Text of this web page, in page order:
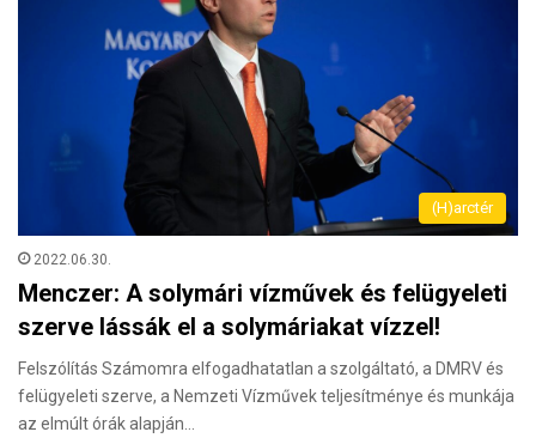
(H)arctér
2022.06.30.
Menczer: A solymári vízművek és felügyeleti
szerve lássák el a solymáriakat vízzel!
Felszólítás Számomra elfogadhatatlan a szolgáltató, a DMRV és
felügyeleti szerve, a Nemzeti Vízművek teljesítménye és munkája
az elmúlt órák alapján…